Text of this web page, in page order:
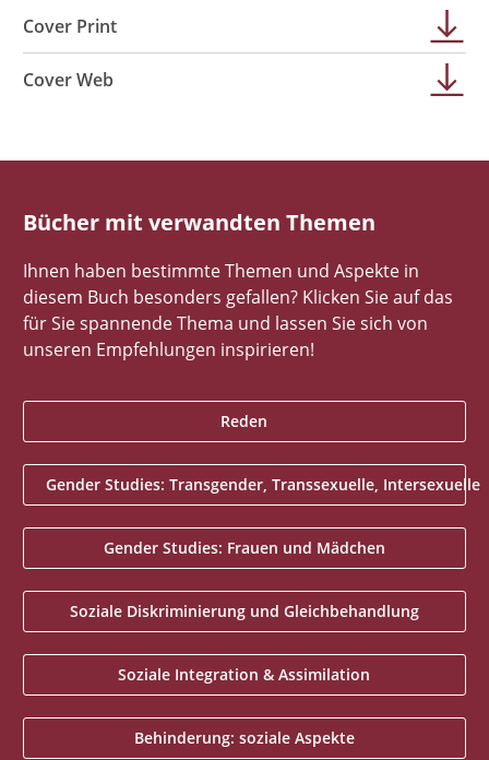
Cover Print
Cover Web
Bücher mit verwandten Themen
Ihnen haben bestimmte Themen und Aspekte in
diesem Buch besonders gefallen? Klicken Sie auf das
für Sie spannende Thema und lassen Sie sich von
unseren Empfehlungen inspirieren!
Reden
Gender Studies: Transgender, Transsexuelle, Intersexuelle
Gender Studies: Frauen und Mädchen
Soziale Diskriminierung und Gleichbehandlung
Soziale Integration & Assimilation
Behinderung: soziale Aspekte